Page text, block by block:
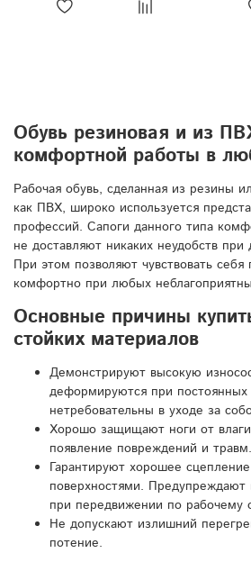
Обувь резиновая и из
комфортной работы в
Рабочая обувь, сделанная из резины
как ПВХ, широко используется
профессий. Сапоги данного типа
не доставляют никаких неудобств
При этом позволяют чувствовать
комфортно при любых
Основные причины
стойких материалов
Демонстрируют высокую
деформируются при постоянных
нетребовательны в уходе за
Хорошо защищают ноги от
появление повреждений и травм.
Гарантируют хорошее
поверхностями. Предупреждают
при передвижении по рабочему
Не допускают излишний
потение.